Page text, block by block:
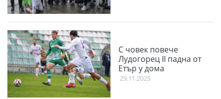
С човек повече
Лудогорец II падна от
Етър у дома
29.11.2025